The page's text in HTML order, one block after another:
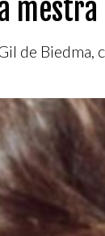
mestra
de Biedma,